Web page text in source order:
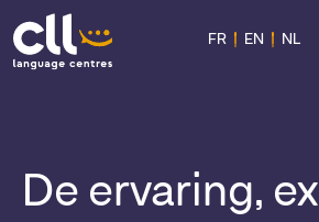
CLL
FR EN NL
De ervaring,